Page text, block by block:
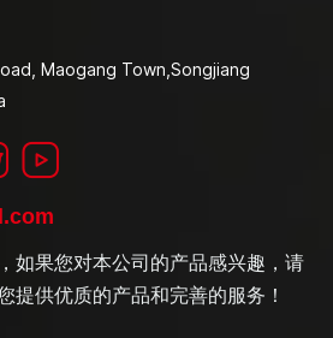
Maogang Town,Songjiang
如果您对本公司的产品感兴趣，请
提供优质的产品和完善的服务！